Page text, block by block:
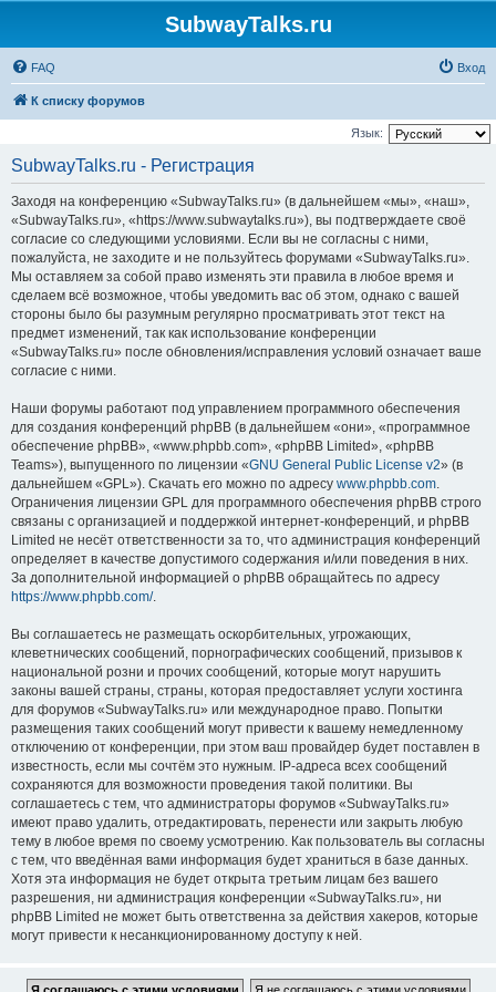
SubwayTalks.ru
FAQ Вход
К списку форумов
Язык:
SubwayTalks.ru - Регистрация
Заходя на конференцию «SubwayTalks.ru» (в дальнейшем «мы», «наш»,
«SubwayTalks.ru», «https://www.subwaytalks.ru»), вы подтверждаете своё
согласие со следующими условиями. Если вы не согласны с ними,
пожалуйста, не заходите и не пользуйтесь форумами «SubwayTalks.ru».
Мы оставляем за собой право изменять эти правила в любое время и
сделаем всё возможное, чтобы уведомить вас об этом, однако с вашей
стороны было бы разумным регулярно просматривать этот текст на
предмет изменений, так как использование конференции
«SubwayTalks.ru» после обновления/исправления условий означает ваше
согласие с ними.
Наши форумы работают под управлением программного обеспечения
для создания конференций phpBB (в дальнейшем «они», «программное
обеспечение phpBB», «www.phpbb.com», «phpBB Limited», «phpBB
Teams»), выпущенного по лицензии «GNU General Public License v2» (в
дальнейшем «GPL»). Скачать его можно по адресу www.phpbb.com.
Ограничения лицензии GPL для программного обеспечения phpBB строго
связаны с организацией и поддержкой интернет-конференций, и phpBB
Limited не несёт ответственности за то, что администрация конференций
определяет в качестве допустимого содержания и/или поведения в них.
За дополнительной информацией о phpBB обращайтесь по адресу
https://www.phpbb.com/.
Вы соглашаетесь не размещать оскорбительных, угрожающих,
клеветнических сообщений, порнографических сообщений, призывов к
национальной розни и прочих сообщений, которые могут нарушить
законы вашей страны, страны, которая предоставляет услуги хостинга
для форумов «SubwayTalks.ru» или международное право. Попытки
размещения таких сообщений могут привести к вашему немедленному
отключению от конференции, при этом ваш провайдер будет поставлен в
известность, если мы сочтём это нужным. IP-адреса всех сообщений
сохраняются для возможности проведения такой политики. Вы
соглашаетесь с тем, что администраторы форумов «SubwayTalks.ru»
имеют право удалить, отредактировать, перенести или закрыть любую
тему в любое время по своему усмотрению. Как пользователь вы согласны
с тем, что введённая вами информация будет храниться в базе данных.
Хотя эта информация не будет открыта третьим лицам без вашего
разрешения, ни администрация конференции «SubwayTalks.ru», ни
phpBB Limited не может быть ответственна за действия хакеров, которые
могут привести к несанкционированному доступу к ней.